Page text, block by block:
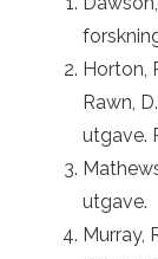
Horton,
Rawn,
utgave.
utgave.
Murray,